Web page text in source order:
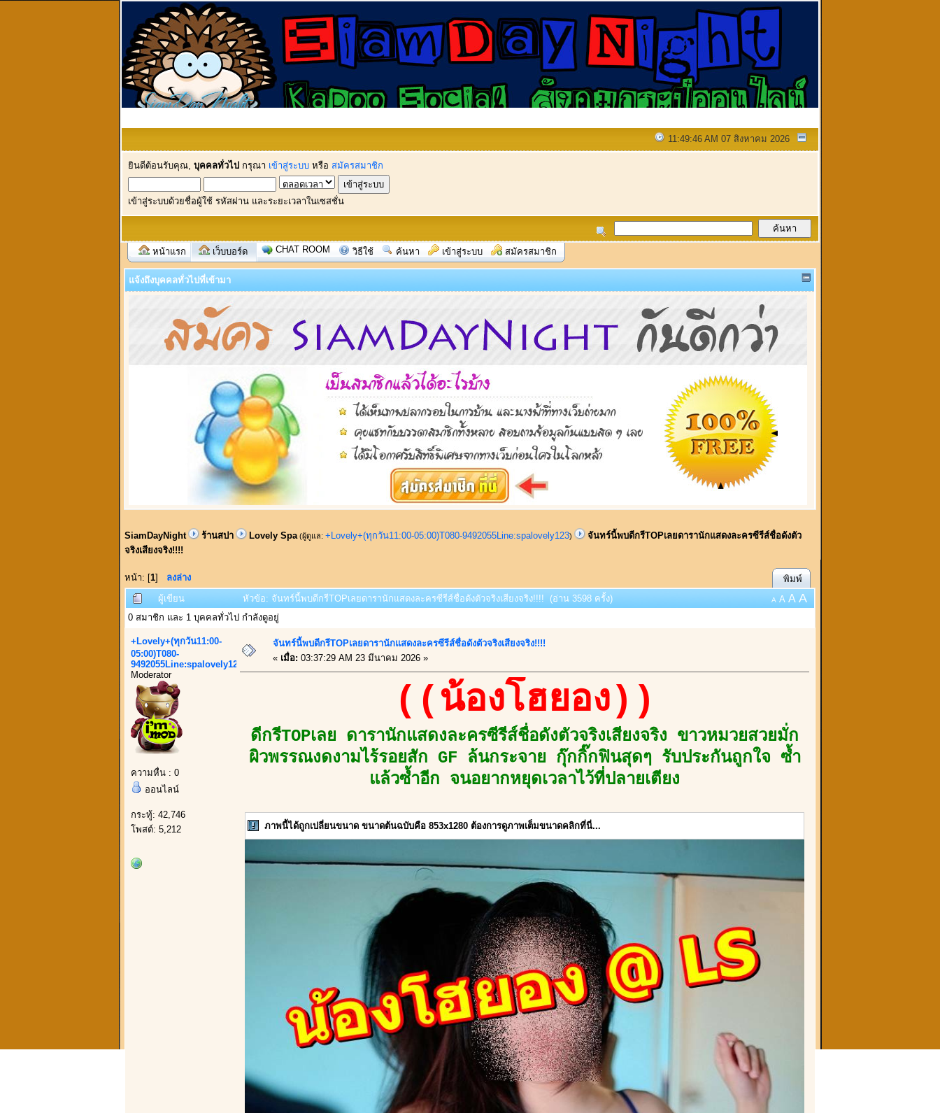
11:49:46 AM 07 สิงหาคม 2026
ยินดีต้อนรับคุณ, บุคคลทั่วไป กรุณา เข้าสู่ระบบ หรือ สมัครสมาชิก
เข้าสู่ระบบด้วยชื่อผู้ใช้ รหัสผ่าน และระยะเวลาในเซสชั่น
หน้าแรก เว็บบอร์ด CHAT ROOM วิธีใช้ ค้นหา เข้าสู่ระบบ สมัครสมาชิก
แจ้งถึงบุคคลทั่วไปที่เข้ามา
SiamDayNight ร้านสปา Lovely Spa (ผู้ดูแล: +Lovely+(ทุกวัน11:00-05:00)T080-9492055Line:spalovely123)
จันทร์นี้พบดีกรีTOPเลยดารานักแสดงละครซีรีส์ชื่อดังตัว
จริงเสียงจริง!!!!
หน้า: [1] ลงล่าง
พิมพ์
ผู้เขียน
หัวข้อ: จันทร์นี้พบดีกรีTOPเลยดารานักแสดงละครซีรีส์ชื่อดังตัวจริงเสียงจริง!!!! (อ่าน 3598 ครั้ง) A A A A
0 สมาชิก และ 1 บุคคลทั่วไป กำลังดูอยู่
+Lovely+(ทุกวัน11:00-
05:00)T080-
9492055Line:spalovely123
Moderator
ความหื่น : 0
ออนไลน์
กระทู้: 42,746
โพสต์: 5,212
จันทร์นี้พบดีกรีTOPเลยดารานักแสดงละครซีรีส์ชื่อดังตัวจริงเสียงจริง!!!!
« เมื่อ: 03:37:29 AM 23 มีนาคม 2026 »
((น้องโฮยอง))
ดีกรีTOPเลย ดารานักแสดงละครซีรีส์ชื่อดังตัวจริงเสียงจริง ขาวหมวยสวยมั่ก
ผิวพรรณงดงามไร้รอยสัก GF ล้นกระจาย กุ๊กกิ๊กฟินสุดๆ รับประกันถูกใจ ซ้ำ
แล้วซ้ำอีก จนอยากหยุดเวลาไว้ที่ปลายเตียง
ภาพนี้ได้ถูกเปลี่ยนขนาด ขนาดต้นฉบับคือ 853x1280 ต้องการดูภาพเต็มขนาดคลิกที่นี่...